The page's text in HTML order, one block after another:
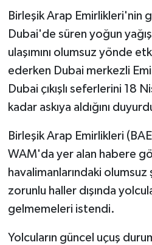
Birleşik Arap Emirlikleri'nin
Dubai'de süren yoğun
ulaşımını olumsuz yönde
ederken Dubai merkezli
Dubai çıkışlı seferlerini 18
kadar askıya aldığını
Birleşik Arap Emirlikleri
WAM'da yer alan habere
havalimanlarındaki
zorunlu haller dışında
gelmemeleri istendi.
Yolcuların güncel uçuş